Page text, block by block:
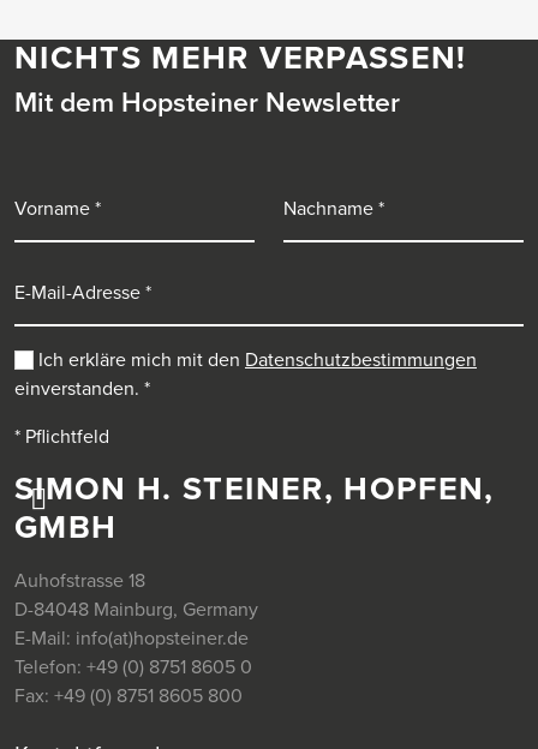
SIMON H. STEINER, HOPFEN,
GMBH
Auhofstrasse 18
D-84048 Mainburg, Germany
E-Mail: info(at)hopsteiner.de
Telefon: +49 (0) 8751 8605 0
Fax: +49 (0) 8751 8605 800
NICHTS MEHR VERPASSEN!
Mit dem Hopsteiner Newsletter
Ich erkläre mich mit den Datenschutzbestimmungen
einverstanden. *
* Pflichtfeld